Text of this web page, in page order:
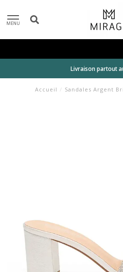
MENU
Livraison partout
Accueil / Sandales Argent